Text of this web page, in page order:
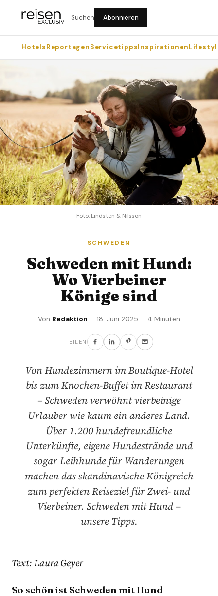
Suchen Abonnieren
HotelsReportagenServicetippsInspirationen
Foto: Lindsten & Nilsson
SCHWEDEN
Schweden mit Hund:
Wo Vierbeiner
Könige sind
Von Redaktion · 18. Juni 2025 · 4 Minuten
TEILEN
Von Hundezimmern im Boutique-Hotel
bis zum Knochen-Buffet im Restaurant
– Schweden verwöhnt vierbeinige
Urlauber wie kaum ein anderes Land.
Über 1.200 hundefreundliche
Unterkünfte, eigene Hundestrände und
sogar Leihhunde für Wanderungen
machen das skandinavische Königreich
zum perfekten Reiseziel für Zwei- und
Vierbeiner. Schweden mit Hund –
unsere Tipps.
Text: Laura Geyer
So schön ist Schweden mit Hund